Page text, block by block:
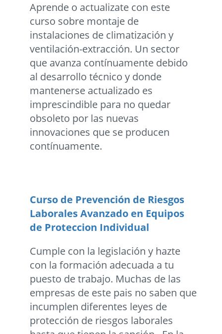
Aprende o actualizate con este
curso sobre montaje de
instalaciones de climatización y
ventilación-extracción. Un sector
que avanza contínuamente debido
al desarrollo técnico y donde
mantenerse actualizado es
imprescindible para no quedar
obsoleto por las nuevas
innovaciones que se producen
contínuamente.
Curso de Prevención de Riesgos
Laborales Avanzado en Equipos
de Proteccion Individual
Cumple con la legislación y hazte
con la formación adecuada a tu
puesto de trabajo. Muchas de las
empresas de este pais no saben que
incumplen diferentes leyes de
protección de riesgos laborales